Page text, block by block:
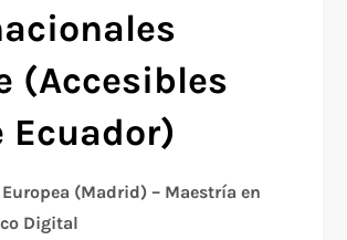
(Accesibles
Ecuador)
(Madrid) – Maestría en
Digital